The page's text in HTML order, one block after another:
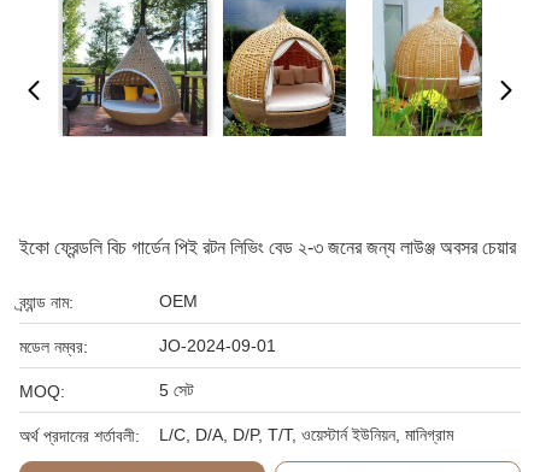
ইকো ফ্রেন্ডলি বিচ গার্ডেন পিই রটন লিভিং বেড ২-৩ জনের জন্য লাউঞ্জ অবসর চেয়ার
ব্র্যান্ড নাম: OEM
মডেল নম্বর: JO-2024-09-01
MOQ: 5 সেট
অর্থ প্রদানের শর্তাবলী: L/C, D/A, D/P, T/T, ওয়েস্টার্ন ইউনিয়ন, মানিগ্রাম